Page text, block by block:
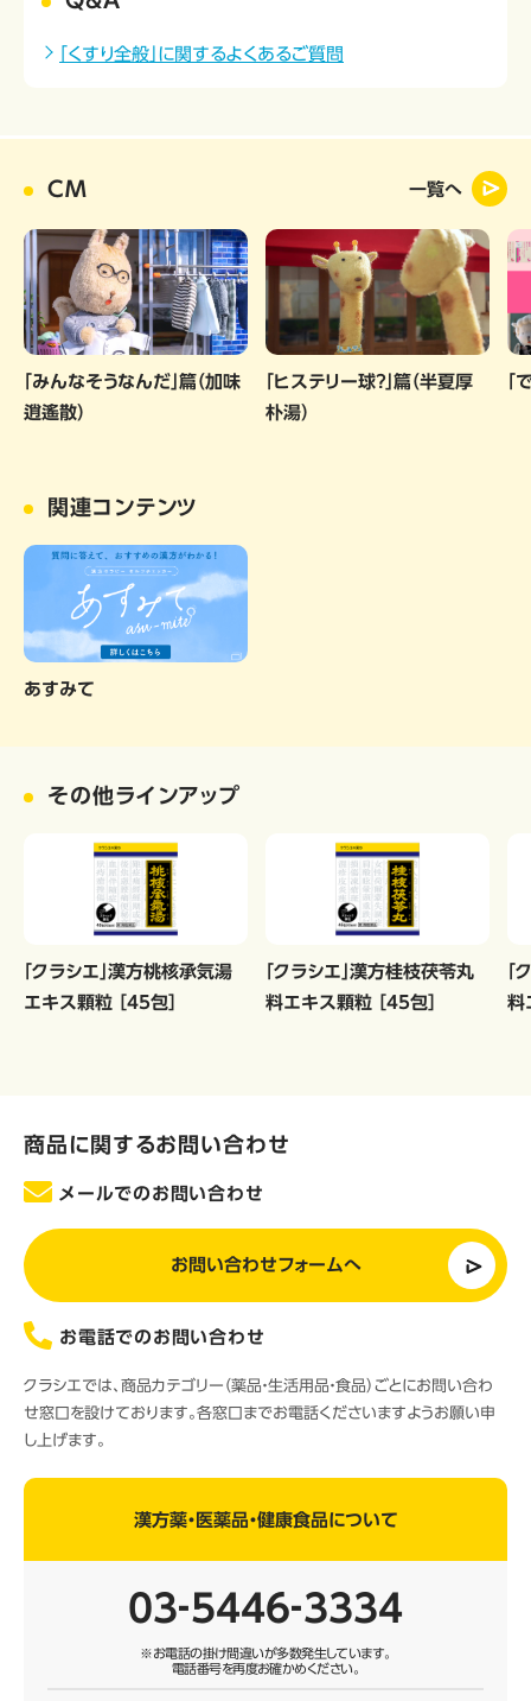
「くすり全般」に関するよくあるご質問
CM 一覧へ
「みんなそうなんだ」篇（加味
逍遙散）
「ヒステリー球？」篇（半夏厚
朴湯）
関連コンテンツ
あすみて
その他ラインアップ
「クラシエ」漢方桃核承気湯
エキス顆粒 ［45包］
「クラシエ」漢方桂枝茯苓丸
料エキス顆粒 ［45包］
料
商品に関するお問い合わせ
メールでのお問い合わせ
お問い合わせフォームへ
お電話でのお問い合わせ
クラシエでは、商品カテゴリー（薬品・生活用品・食品）ごとにお問い合わ
せ窓口を設けております。各窓口までお電話くださいますようお願い申
し上げます。
漢方薬・医薬品・健康食品について
03‐5446‐3334
※お電話の掛け間違いが多数発生しています。
電話番号を再度お確かめください。